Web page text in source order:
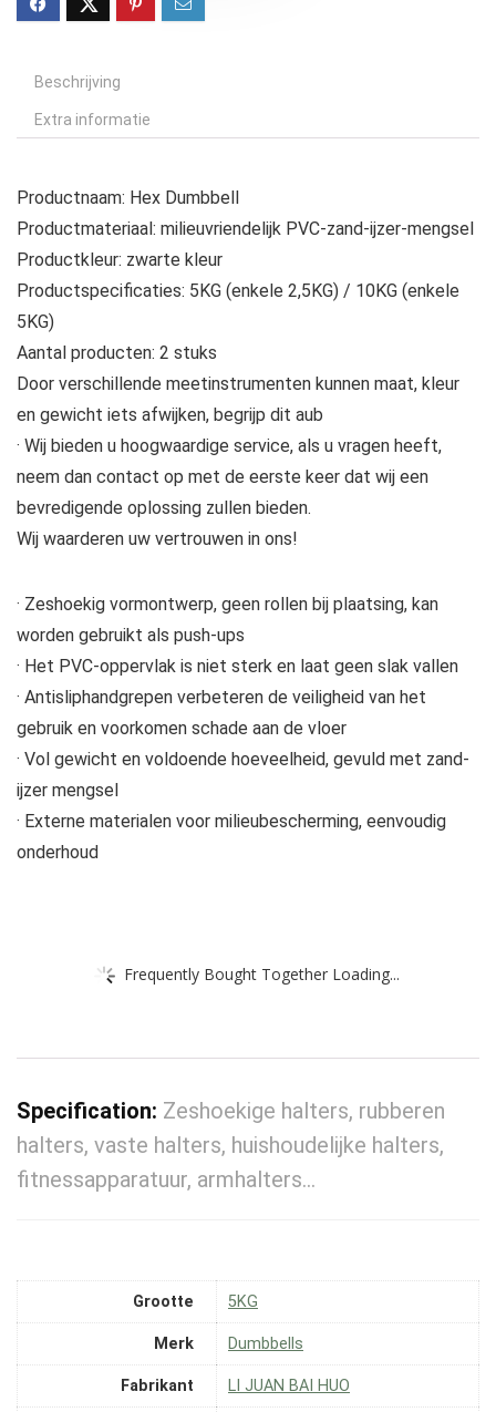
Beschrijving
Extra informatie
Productnaam: Hex Dumbbell
Productmateriaal: milieuvriendelijk PVC-zand-ijzer-mengsel
Productkleur: zwarte kleur
Productspecificaties: 5KG (enkele 2,5KG) / 10KG (enkele
5KG)
Aantal producten: 2 stuks
Door verschillende meetinstrumenten kunnen maat, kleur
en gewicht iets afwijken, begrijp dit aub
· Wij bieden u hoogwaardige service, als u vragen heeft,
neem dan contact op met de eerste keer dat wij een
bevredigende oplossing zullen bieden.
Wij waarderen uw vertrouwen in ons!
· Zeshoekig vormontwerp, geen rollen bij plaatsing, kan
worden gebruikt als push-ups
· Het PVC-oppervlak is niet sterk en laat geen slak vallen
· Antisliphandgrepen verbeteren de veiligheid van het
gebruik en voorkomen schade aan de vloer
· Vol gewicht en voldoende hoeveelheid, gevuld met zand-
ijzer mengsel
· Externe materialen voor milieubescherming, eenvoudig
onderhoud
Frequently Bought Together Loading...
Specification: Zeshoekige halters, rubberen
halters, vaste halters, huishoudelijke halters,
fitnessapparatuur, armhalters…
Grootte ‎5KG
Merk ‎Dumbbells
Fabrikant ‎LI JUAN BAI HUO